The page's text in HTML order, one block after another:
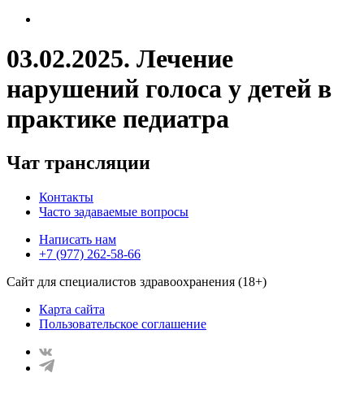
03.02.2025. Лечение
нарушений голоса у детей в
практике педиатра
Чат трансляции
Контакты
Часто задаваемые вопросы
Написать нам
+7 (977) 262-58-66
Сайт для специалистов здравоохранения (18+)
Карта сайта
Пользовательское соглашение